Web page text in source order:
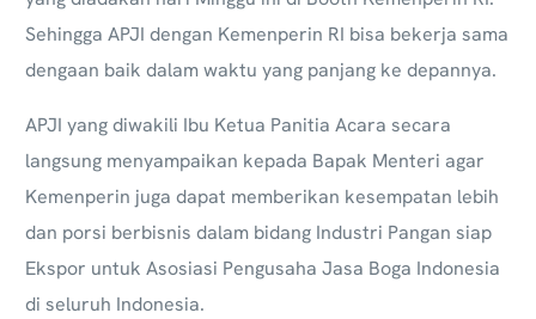
Sehingga APJI dengan Kemenperin RI bisa bekerja sama
dengaan baik dalam waktu yang panjang ke depannya.
APJI yang diwakili Ibu Ketua Panitia Acara secara
langsung menyampaikan kepada Bapak Menteri agar
Kemenperin juga dapat memberikan kesempatan lebih
dan porsi berbisnis dalam bidang Industri Pangan siap
Ekspor untuk Asosiasi Pengusaha Jasa Boga Indonesia
di seluruh Indonesia.